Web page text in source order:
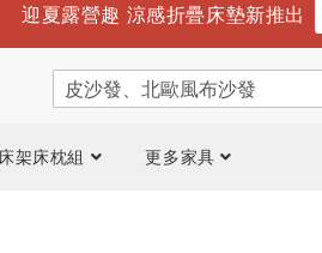
年度最爸氣優惠 限時滿萬折千倒數
迎夏露營趣 涼感折疊床墊新推出
搜
床架床枕組 更多家具